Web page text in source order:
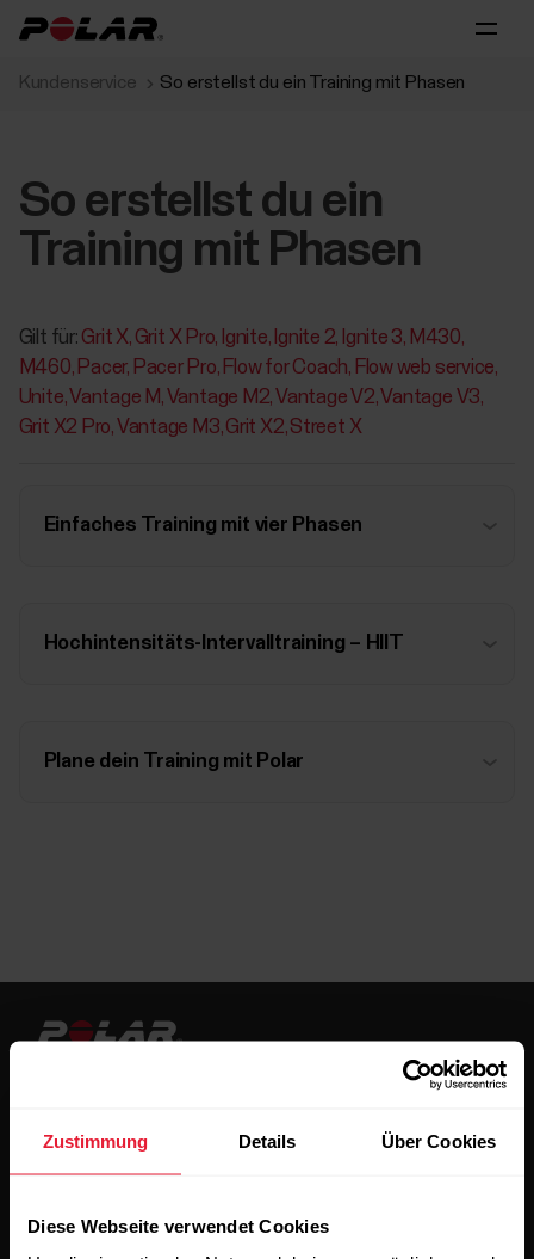
Zustimmung Details Über Cookies
Diese Webseite verwendet Cookies
Kundenservice So erstellst du ein Training mit Phasen
So erstellst du ein
Training mit Phasen
Gilt für: Grit X Grit X Pro Ignite Ignite 2 Ignite 3 M430
M460 Pacer Pacer Pro Flow for Coach Flow web service
Unite Vantage M Vantage M2 Vantage V2 Vantage V3
Grit X2 Pro Vantage M3 Grit X2 Street X
Einfaches Training mit vier Phasen
Hochintensitäts-Intervalltraining – HIIT
Plane dein Training mit Polar
Bleibe auf dem Laufenden.
Abonniere unseren vierzehntägigen Newsletter, um
alle Updates direkt in deinen Posteingang zu erhalten.